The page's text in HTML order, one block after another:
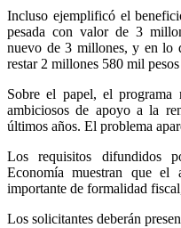
Incluso ejemplificó el
pesada con valor de 3
nuevo de 3 millones, y en lo
restar 2 millones 580 mil
Sobre el papel, el programa
ambiciosos de apoyo a la
últimos años. El problema
Los requisitos difundidos
Economía muestran que
importante de formalidad
Los solicitantes deberán